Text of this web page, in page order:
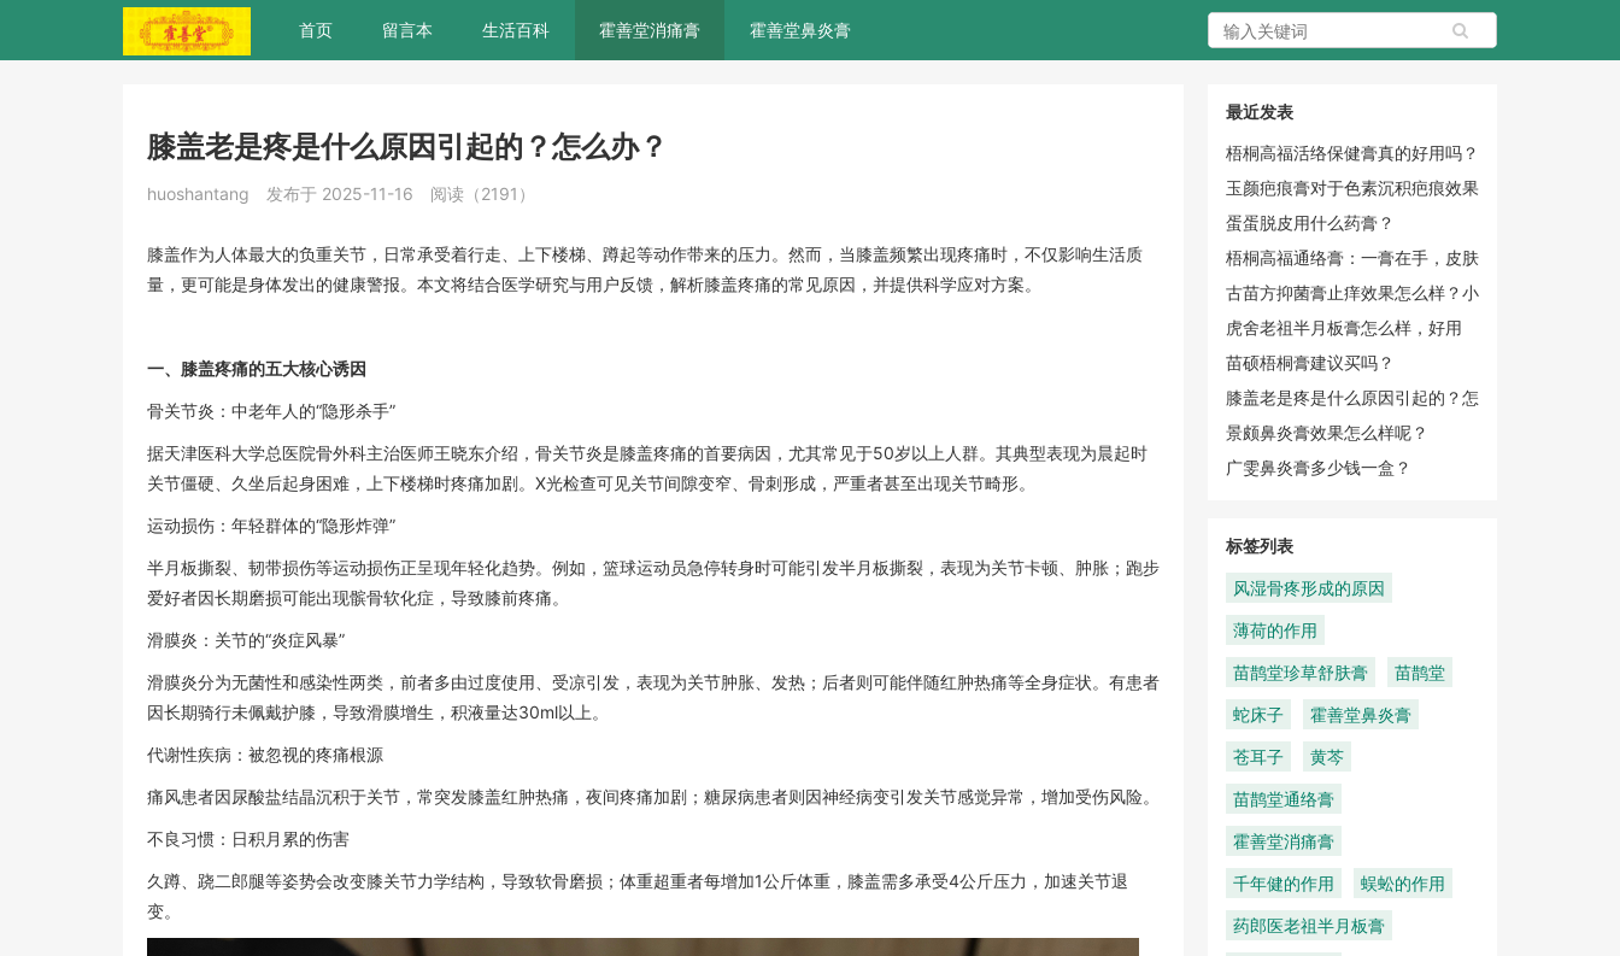
首页 留言本 生活百科 霍善堂消痛膏 霍善堂鼻炎膏
膝盖老是疼是什么原因引起的？怎么办？
huoshantang 发布于 2025-11-16 阅读（2191）
膝盖作为人体最大的负重关节，日常承受着行走、上下楼梯、蹲起等动作带来的压力。然而，当膝盖频繁出现疼痛时，不仅影响生活质
量，更可能是身体发出的健康警报。本文将结合医学研究与用户反馈，解析膝盖疼痛的常见原因，并提供科学应对方案。
一、膝盖疼痛的五大核心诱因
骨关节炎：中老年人的“隐形杀手”
据天津医科大学总医院骨外科主治医师王晓东介绍，骨关节炎是膝盖疼痛的首要病因，尤其常见于50岁以上人群。其典型表现为晨起时
关节僵硬、久坐后起身困难，上下楼梯时疼痛加剧。X光检查可见关节间隙变窄、骨刺形成，严重者甚至出现关节畸形。
运动损伤：年轻群体的“隐形炸弹”
半月板撕裂、韧带损伤等运动损伤正呈现年轻化趋势。例如，篮球运动员急停转身时可能引发半月板撕裂，表现为关节卡顿、肿胀；跑步
爱好者因长期磨损可能出现髌骨软化症，导致膝前疼痛。
滑膜炎：关节的“炎症风暴”
滑膜炎分为无菌性和感染性两类，前者多由过度使用、受凉引发，表现为关节肿胀、发热；后者则可能伴随红肿热痛等全身症状。有患者
因长期骑行未佩戴护膝，导致滑膜增生，积液量达30ml以上。
代谢性疾病：被忽视的疼痛根源
痛风患者因尿酸盐结晶沉积于关节，常突发膝盖红肿热痛，夜间疼痛加剧；糖尿病患者则因神经病变引发关节感觉异常，增加受伤风险。
不良习惯：日积月累的伤害
久蹲、跷二郎腿等姿势会改变膝关节力学结构，导致软骨磨损；体重超重者每增加1公斤体重，膝盖需多承受4公斤压力，加速关节退
变。
最近发表
梧桐高福活络保健膏真的好用吗？
玉颜疤痕膏对于色素沉积疤痕效果
怎么样？
蛋蛋脱皮用什么药膏？
梧桐高福通络膏：一膏在手，皮肤
无忧
古苗方抑菌膏止痒效果怎么样？小
黄瓶实力圈粉
虎舍老祖半月板膏怎么样，好用
吗？
苗硕梧桐膏建议买吗？
膝盖老是疼是什么原因引起的？怎
么办？
景颇鼻炎膏效果怎么样呢？
广雯鼻炎膏多少钱一盒？
标签列表
风湿骨疼形成的原因
薄荷的作用
苗鹊堂珍草舒肤膏 苗鹊堂
蛇床子 霍善堂鼻炎膏
苍耳子 黄芩
苗鹊堂通络膏
霍善堂消痛膏
千年健的作用 蜈蚣的作用
药郎医老祖半月板膏